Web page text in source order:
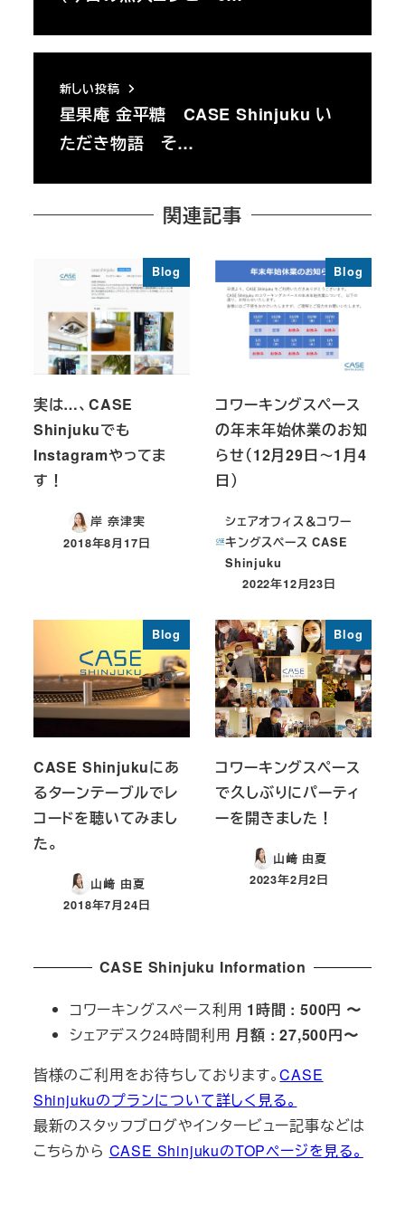
新しい投稿
星果庵 金平糖 CASE Shinjuku い
ただき物語 そ…
関連記事
Blog
実は…、CASE
Shinjukuでも
Instagramやってま
す！
岸 奈津実
投稿日
2018年8月17日
Blog
コワーキングスペース
の年末年始休業のお知
らせ（12月29日～1月4
日）
シェアオフィス＆コワー
キングスペース CASE
Shinjuku
投稿日
2022年12月23日
Blog
CASE Shinjukuにあ
るターンテーブルでレ
コードを聴いてみまし
た。
山﨑 由夏
投稿日
2018年7月24日
Blog
コワーキングスペース
で久しぶりにパーティ
ーを開きました！
山﨑 由夏
投稿日
2023年2月2日
CASE Shinjuku Information
コワーキングスペース利用 1時間 : 500円 〜
シェアデスク24時間利用 月額 : 27,500円〜
皆様のご利用をお待ちしております。CASE
Shinjukuのプランについて詳しく見る。
最新のスタッフブログやインタービュー記事などは
こちらから CASE ShinjukuのTOPページを見る。